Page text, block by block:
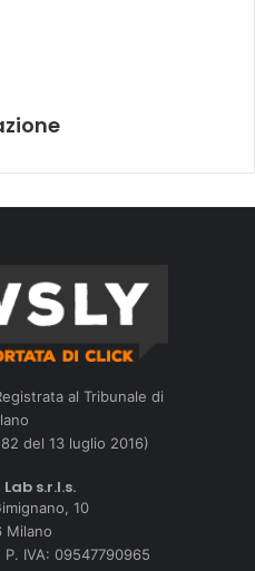
al Tribunale di
del 13 luglio 2016)
s.r.l.s.
10
Milano
IVA: 09547790965